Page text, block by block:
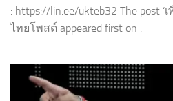
: https://lin.ee/ukteb32 The post
ไทยโพสต์ appeared first on .